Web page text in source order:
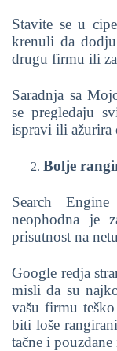
Stavite se u
krenuli da
drugu firmu ili
Saradnja sa
se pregledaju
ispravi ili ažurira
Bolje
Search
neophodna je
prisutnost na
Google redja
misli da su
vašu firmu
biti loše
tačne i